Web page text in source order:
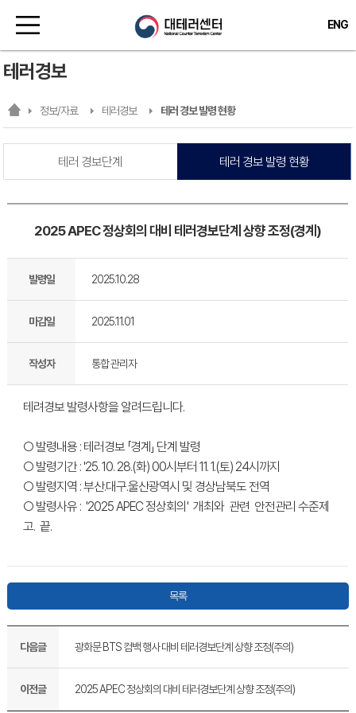
ENG
정보/자료 테러경보 테러 경보 발령 현황
테러경보
테러 경보단계 테러 경보 발령 현황
2025 APEC 정상회의 대비 테러경보단계 상향 조정(경계)
발령일 2025.10.28
마감일 2025.11.01
작성자 통합 관리자
테려경보 발령사항을 알려드립니다.
○ 발령내용 : 테러경보 「경계」 단계 발령
○ 발령기간 : '25. 10. 28.(화) 00시부터 11. 1.(토) 24시까지
○ 발령지역 : 부산.대구.울산광역시 및 경상남북도 전역
○ 발령사유 : '2025 APEC 정상회의' 개최와 관련 안전관리 수준제
고. 끝.
목록
다음글 광화문 BTS 컴백 행사 대비 테러경보단계 상향 조정(주의)
이전글 2025 APEC 정상회의 대비 테러경보단계 상향 조정(주의)